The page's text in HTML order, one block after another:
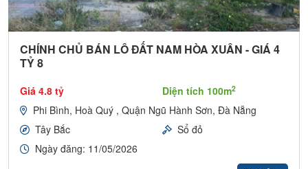
CHÍNH CHỦ BÁN LÔ ĐẤT NAM HÒA XUÂN - GIÁ 4
TỶ 8
Giá 4.8 tỷ Diện tích 100m2
Phi Bình, Hoà Quý , Quận Ngũ Hành Sơn, Đà Nẵng
Tây Bắc
Sổ đỏ
Ngày đăng: 11/05/2026